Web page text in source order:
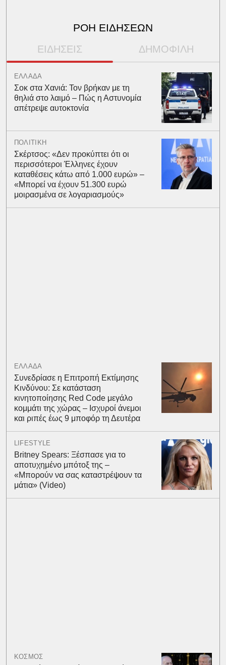
ΡΟΗ ΕΙΔΗΣΕΩΝ
ΕΙΔΗΣΕΙΣ ΔΗΜΟΦΙΛΗ
ΕΛΛΑΔΑ
Σοκ στα Χανιά: Τον βρήκαν με τη
θηλιά στο λαιμό – Πώς η Αστυνομία
απέτρεψε αυτοκτονία
ΠΟΛΙΤΙΚΗ
Σκέρτσος: «Δεν προκύπτει ότι οι
περισσότεροι Έλληνες έχουν
καταθέσεις κάτω από 1.000 ευρώ» –
«Μπορεί να έχουν 51.300 ευρώ
μοιρασμένα σε λογαριασμούς»
ΕΛΛΑΔΑ
Συνεδρίασε η Επιτροπή Εκτίμησης
Κινδύνου: Σε κατάσταση
κινητοποίησης Red Code μεγάλο
κομμάτι της χώρας – Ισχυροί άνεμοι
και ριπές έως 9 μποφόρ τη Δευτέρα
LIFESTYLE
Britney Spears: Ξέσπασε για το
αποτυχημένο μπότοξ της –
«Μπορούν να σας καταστρέψουν τα
μάτια» (Video)
ΚΟΣΜΟΣ